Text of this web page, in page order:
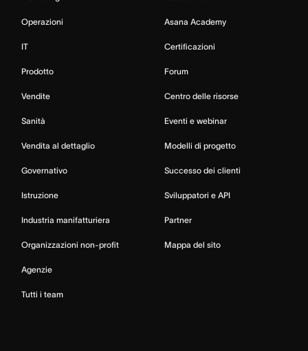
Operazioni
IT
Prodotto
Vendite
Sanità
Vendita al dettaglio
Governativo
Istruzione
Industria manifatturiera
Organizzazioni non-profit
Agenzie
Tutti i team
Asana Academy
Certificazioni
Forum
Centro delle risorse
Eventi e webinar
Modelli di progetto
Successo dei clienti
Sviluppatori e API
Partner
Mappa del sito